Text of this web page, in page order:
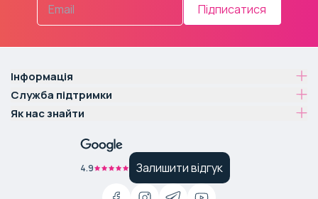
Підписатися
Інформація
Служба підтримки
Як нас знайти
4.9 Залишити відгук